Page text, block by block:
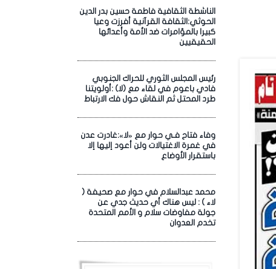
الناشطة الثقافية فاطمة حسين بدر الدين
الحوثي:الثقافة القرآنية أفرزت وعيا
كبيرا بالمؤامرات ضد الأمة وأعدائها
الحقيقيين
رئيس المجلس الثوري للحراك الجنوبي
فادي باعوم في لقاء مع (لا) :أولويتنا
طرد المحتل ثم النقاش حول فك الارتباط
وفاء فتاح فـي حوار مع «لا»:غادرت عدن
في غمرة الاغتيالات ولن أعود إليها إلا
باستقرار الأوضاع
محمد عبدالسلام في حوار مع صحيفة (
لاء ) : ليس هناك أي حديث جدي عن
جولة مفاوضات سلام و الأمم المتحدة
تخدم العدوان